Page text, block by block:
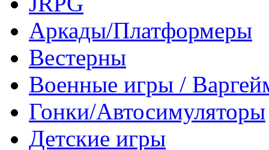
Аркады/Платформеры
Вестерны
Военные игры /
Гонки/Автосимуляторы
Детские игры